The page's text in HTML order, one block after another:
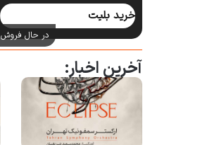
سایر کنسرت‌ها:
خرید بلیت
در حال فروش
آخرین اخبار: